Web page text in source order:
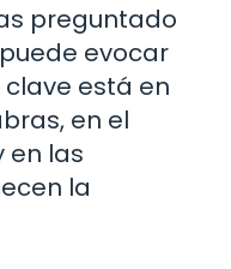
preguntado
evocar
está en
en el
en las
la